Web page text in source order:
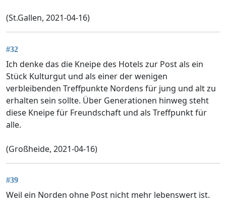
(St.Gallen, 2021-04-16)
#32
Ich denke das die Kneipe des Hotels zur Post als ein
Stück Kulturgut und als einer der wenigen
verbleibenden Treffpunkte Nordens für jung und alt zu
erhalten sein sollte. Über Generationen hinweg steht
diese Kneipe für Freundschaft und als Treffpunkt für
alle.
(Großheide, 2021-04-16)
#39
Weil ein Norden ohne Post nicht mehr lebenswert ist.